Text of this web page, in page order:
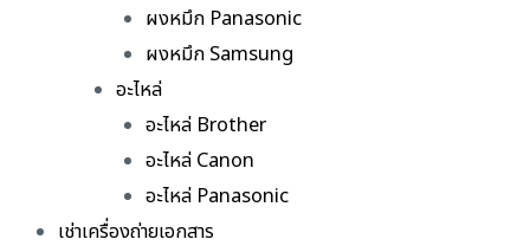
ผงหมึก Panasonic
ผงหมึก Samsung
อะไหล่
อะไหล่ Brother
อะไหล่ Canon
อะไหล่ Panasonic
เช่าเครื่องถ่ายเอกสาร